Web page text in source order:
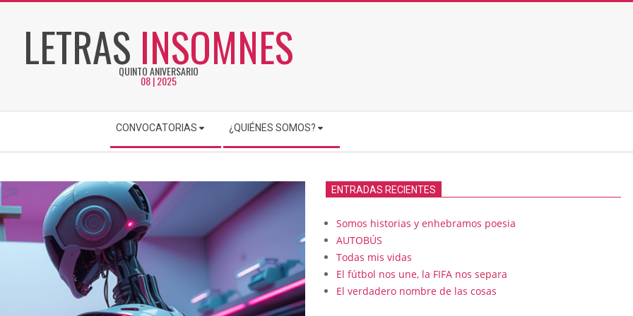
LETRAS INSOMNES
QUINTO ANIVERSARIO
08 | 2025
CONVOCATORIAS ¿QUIÉNES SOMOS?
ENTRADAS RECIENTES
Somos historias y enhebramos poesia
AUTOBÚS
Todas mis vidas
El fútbol nos une, la FIFA nos separa
El verdadero nombre de las cosas